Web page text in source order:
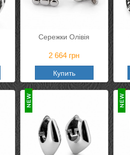
Сережки Олівія
2 664 грн
Купить